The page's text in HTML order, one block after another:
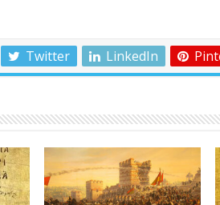
Twitter LinkedIn